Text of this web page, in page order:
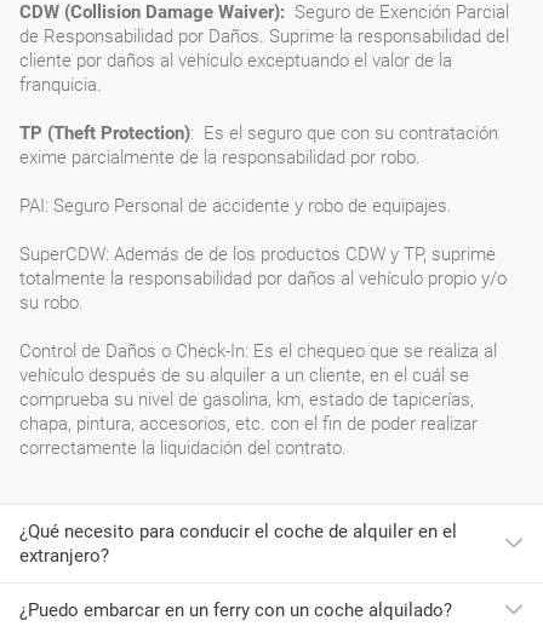
CDW (Collision Damage Waiver): Seguro de Exención Parcial
de Responsabilidad por Daños. Suprime la responsabilidad del
cliente por daños al vehículo exceptuando el valor de la
franquicia.
TP (Theft Protection): Es el seguro que con su contratación
exime parcialmente de la responsabilidad por robo.
PAI: Seguro Personal de accidente y robo de equipajes.
SuperCDW: Además de de los productos CDW y TP, suprime
totalmente la responsabilidad por daños al vehículo propio y/o
su robo.
Control de Daños o Check-In: Es el chequeo que se realiza al
vehículo después de su alquiler a un cliente, en el cuál se
comprueba su nivel de gasolina, km, estado de tapicerías,
chapa, pintura, accesorios, etc. con el fin de poder realizar
correctamente la liquidación del contrato.
¿Qué necesito para conducir el coche de alquiler en el
extranjero?
Para conducir en países miembros de laUnión Europea es
¿Puedo embarcar en un ferry con un coche alquilado?